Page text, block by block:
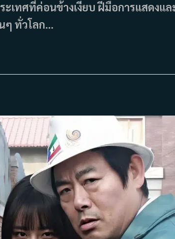
เทศที่ค่อนข้างเงียบ ฝีมือการแสดงแล
ๆ ทั่วโลก…